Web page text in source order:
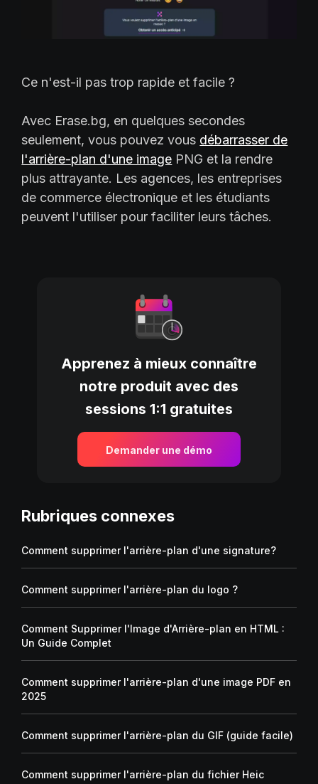
Ce n'est-il pas trop rapide et facile ?
Avec Erase.bg, en quelques secondes
seulement, vous pouvez vous débarrasser de
l'arrière-plan d'une image PNG et la rendre
plus attrayante. Les agences, les entreprises
de commerce électronique et les étudiants
peuvent l'utiliser pour faciliter leurs tâches.
Apprenez à mieux connaître
notre produit avec des
sessions 1:1 gratuites
Demander une démo
Rubriques connexes
Comment supprimer l'arrière-plan d'une signature?
Comment supprimer l'arrière-plan du logo ?
Comment Supprimer l'Image d'Arrière-plan en HTML :
Un Guide Complet
Comment supprimer l'arrière-plan d'une image PDF en
2025
Comment supprimer l'arrière-plan du GIF (guide facile)
Comment supprimer l'arrière-plan du fichier Heic